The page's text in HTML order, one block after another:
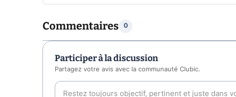
Commentaires 0
Participer à la discussion
Partagez votre avis avec la communauté Clubic.